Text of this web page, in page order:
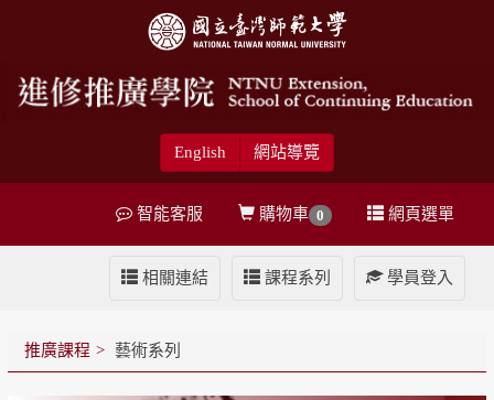
English 網站導覽
網頁選單
購物車 0
智能客服
學員登入
課程系列
相關連結
推廣課程 藝術系列